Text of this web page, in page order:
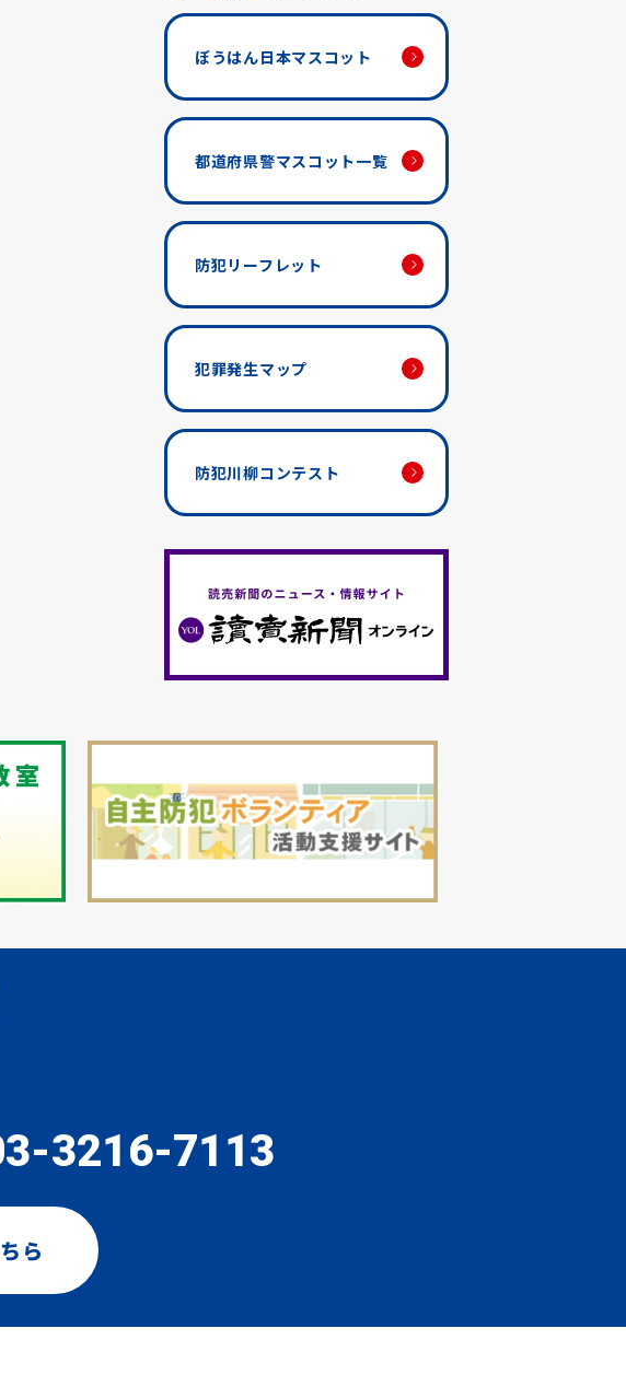
ぼうはん日本マスコット
都道府県警マスコット一覧
防犯リーフレット
犯罪発生マップ
防犯川柳コンテスト
3216-7113
ら